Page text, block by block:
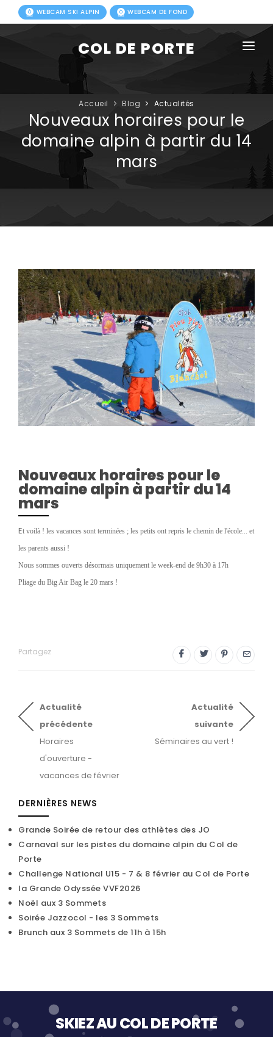
WEBCAM SKI ALPIN WEBCAM DE FOND
COL DE PORTE
FORFAITS
Accueil Blog Actualités
Nouveaux horaires pour le
domaine alpin à partir du 14
mars
Nouveaux horaires pour le
domaine alpin à partir du 14
mars
Et voilà ! les vacances sont terminées ; les petits ont repris le chemin de l'école... et
les parents aussi !
Nous sommes ouverts désormais uniquement le week-end de 9h30 à 17h
Pliage du Big Air Bag le 20 mars !
Partagez
Actualité
précédente
Horaires
d'ouverture -
vacances de février
Actualité
suivante
Séminaires au vert !
DERNIÈRES NEWS
Grande Soirée de retour des athlètes des JO
Carnaval sur les pistes du domaine alpin du Col de
Porte
Challenge National U15 - 7 & 8 février au Col de Porte
la Grande Odyssée VVF2026
Noël aux 3 Sommets
Soirée Jazzocol - les 3 Sommets
Brunch aux 3 Sommets de 11h à 15h
SKIEZ AU COL DE PORTE